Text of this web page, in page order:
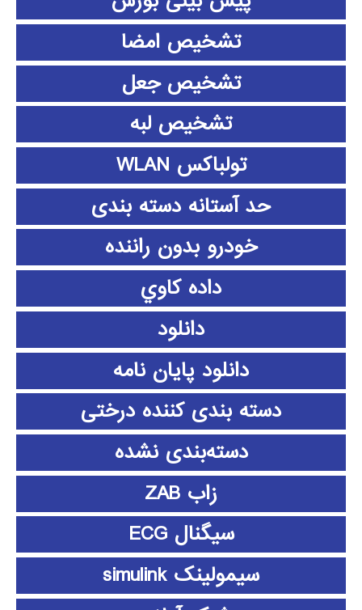
تشخیص امضا
تشخیص جعل
تشخیص لبه
تولباکس WLAN
حد آستانه دسته بندی
خودرو بدون راننده
داده كاوي
دانلود
دانلود پايان نامه
دسته بندی کننده درختی
دسته‌بندی نشده
زاب ZAB
سیگنال ECG
سیمولینک simulink